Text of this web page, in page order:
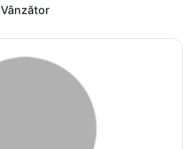
Vânzător